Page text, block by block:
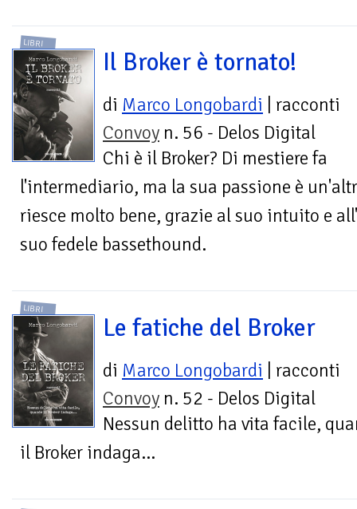
LIBRI
Il Broker è tornato!
di Marco Longobardi | racconti
Convoy n. 56 - Delos Digital
Chi è il Broker? Di mestiere fa
l'intermediario, ma la sua passione è
riesce molto bene, grazie al suo intuito e
suo fedele bassethound.
LIBRI
Le fatiche del Broker
di Marco Longobardi | racconti
Convoy n. 52 - Delos Digital
Nessun delitto ha vita facile,
il Broker indaga...